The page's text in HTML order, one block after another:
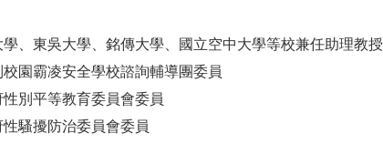
學、東吳大學、銘傳大學、國立空中大學等校兼任助理教授
校園霸凌安全學校諮詢輔導團委員
別平等教育委員會委員
騷擾防治委員會委員